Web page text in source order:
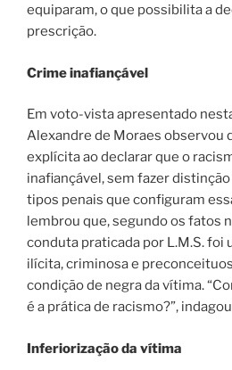
equiparam, o que possibilita a
prescrição.
Crime inafiançável
Em voto-vista apresentado
Alexandre de Moraes observou
explícita ao declarar que o
inafiançável, sem fazer
tipos penais que configuram
lembrou que, segundo os fatos
conduta praticada por L.M.S. foi
ilícita, criminosa e
condição de negra da vítima.
é a prática de racismo?”,
Inferiorização da vítima